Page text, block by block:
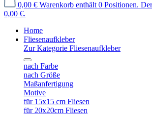
0,00 € Warenkorb enthält 0 Positionen.
0,00 €.
Home
Fliesenaufkleber
Zur Kategorie Fliesenaufkleber
nach Farbe
nach Größe
Maßanfertigung
Motive
für 15x15 cm Fliesen
für 20x20cm Fliesen